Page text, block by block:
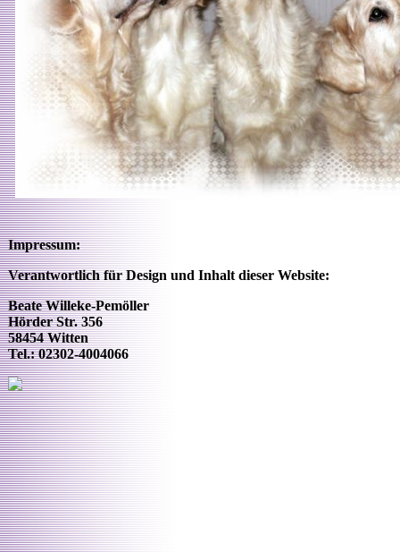
Impressum:
Verantwortlich für Design und Inhalt dieser Website:
Beate Willeke-Pemöller
Hörder Str. 356
58454 Witten
Tel.: 02302-4004066